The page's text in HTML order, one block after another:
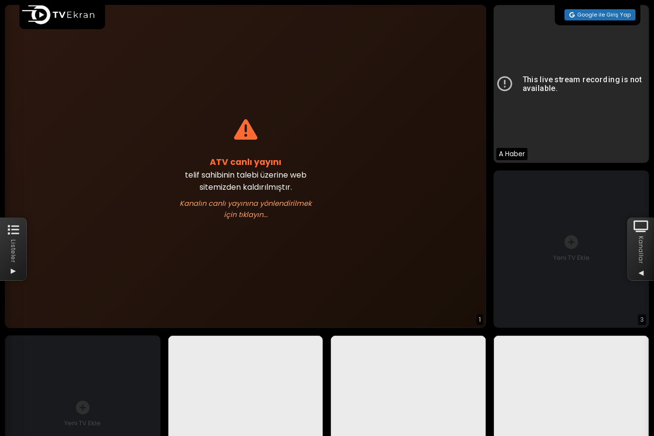
Ana sayfa Google ile Giriş Yap
Listeler
▶
Kanallar
◀
ATV canlı yayını
telif sahibinin talebi üzerine web
sitemizden kaldırılmıştır.
Kanalın canlı yayınına yönlendirilmek
için tıklayın...
1
A Haber
Yeni TV Ekle
3
Yeni TV Ekle